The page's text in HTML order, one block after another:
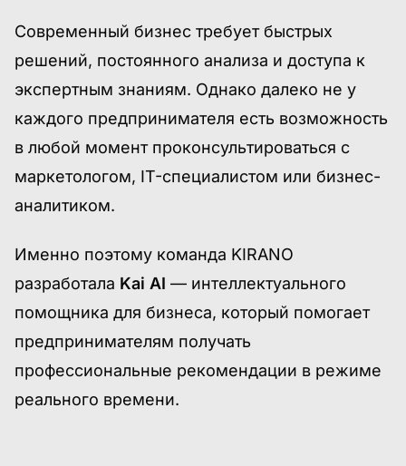
Современный бизнес требует быстрых
решений, постоянного анализа и доступа к
экспертным знаниям. Однако далеко не у
каждого предпринимателя есть возможность
в любой момент проконсультироваться с
маркетологом, IT-специалистом или бизнес-
аналитиком.
Именно поэтому команда KIRANO
разработала Kai AI — интеллектуального
помощника для бизнеса, который помогает
предпринимателям получать
профессиональные рекомендации в режиме
реального времени.